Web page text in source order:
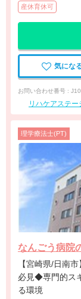
産休育休可
気にな
お問い合わせ番号 :
リハケアステ
理学療法士(PT)
なんごう病院
【宮崎県/日南市】 ◆スキルアップ◆キャリアアップし
必見◆専門的ス
る環境